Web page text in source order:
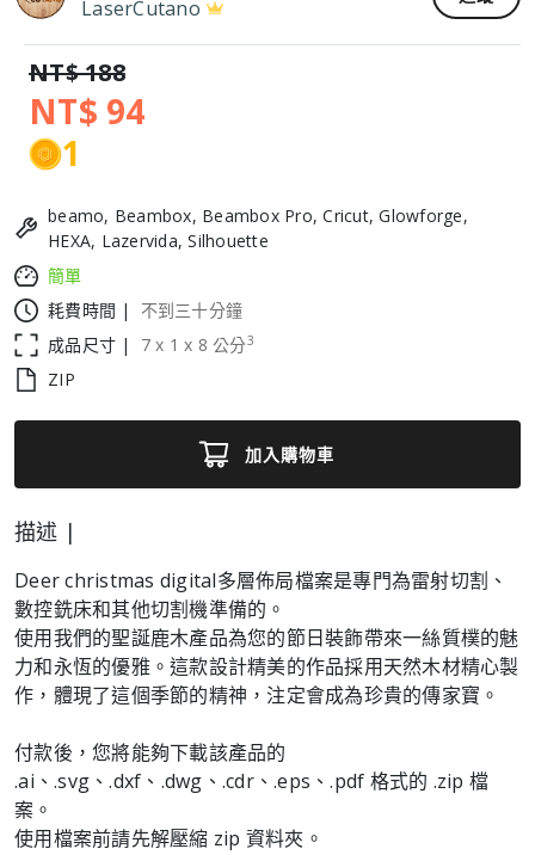
LaserCutano
NT$ 188
NT$ 94
1
beamo, Beambox, Beambox Pro, Cricut, Glowforge,
HEXA, Lazervida, Silhouette
簡單
耗費時間 |
不到三十分鐘
成品尺寸 |
7x 1 x 8 公分3
ZIP
加入購物車
描述 |
Deer christmas digital多層佈局檔案是專門為雷射切割、
數控銑床和其他切割機準備的。
使用我們的聖誕鹿木產品為您的節日裝飾帶來一絲質樸的魅
力和永恆的優雅。這款設計精美的作品採用天然木材精心製
作，體現了這個季節的精神，注定會成為珍貴的傳家寶。
付款後，您將能夠下載該產品的
.ai、.svg、.dxf、.dwg、.cdr、.eps、.pdf 格式的 .zip 檔
案。
使用檔案前請先解壓縮 zip 資料夾。